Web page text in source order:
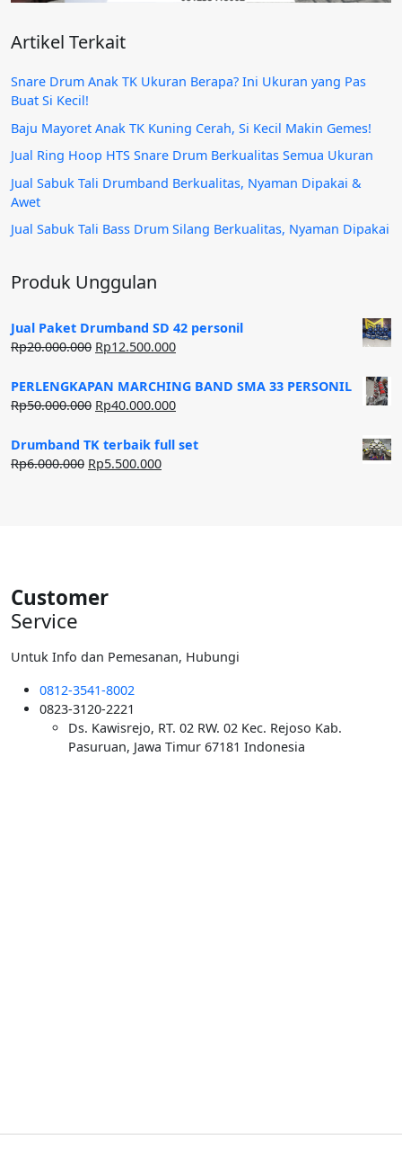
Artikel Terkait
Snare Drum Anak TK Ukuran Berapa? Ini Ukuran yang Pas
Buat Si Kecil!
Baju Mayoret Anak TK Kuning Cerah, Si Kecil Makin Gemes!
Jual Ring Hoop HTS Snare Drum Berkualitas Semua Ukuran
Jual Sabuk Tali Drumband Berkualitas, Nyaman Dipakai &
Awet
Jual Sabuk Tali Bass Drum Silang Berkualitas, Nyaman Dipakai
Produk Unggulan
Jual Paket Drumband SD 42 personil
Rp20.000.000 Harga
adalah:
Rp20.000.000.
Rp12.500.000Harga
ini
adalah:
PERLENGKAPAN MARCHING BAND SMA 33 PERSONIL
Rp50.000.000 Harga
adalah:
Rp50.000.000.
Rp40.000.000Harga
ini
Drumband TK terbaik full set
Rp6.000.000 Harga
Rp5.500.000Harga
Customer
Service
Untuk Info dan Pemesanan, Hubungi
0812-3541-8002
0823-3120-2221
Ds. Kawisrejo, RT. 02 RW. 02 Kec. Rejoso Kab.
Pasuruan, Jawa Timur 67181 Indonesia